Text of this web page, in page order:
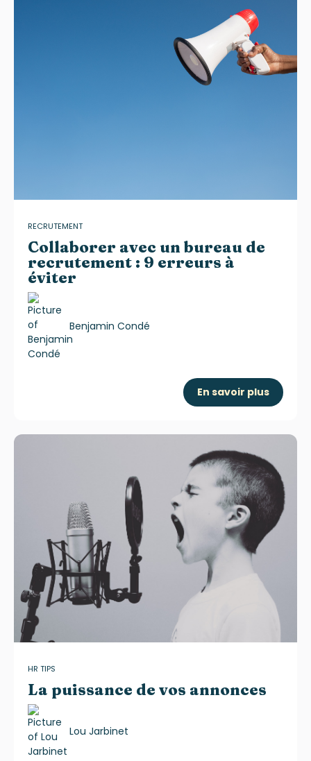
RECRUTEMENT
Collaborer avec un bureau de
recrutement : 9 erreurs à
éviter
Benjamin Condé
En savoir plus
HR TIPS
La puissance de vos annonces
Lou Jarbinet